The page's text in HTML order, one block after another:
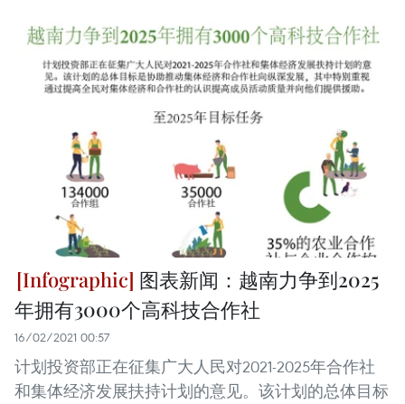
图表新闻：越南力争到2025
年拥有3000个高科技合作社
16/02/2021 00:57
计划投资部正在征集广大人民对2021-2025年合作社
和集体经济发展扶持计划的意见。该计划的总体目标